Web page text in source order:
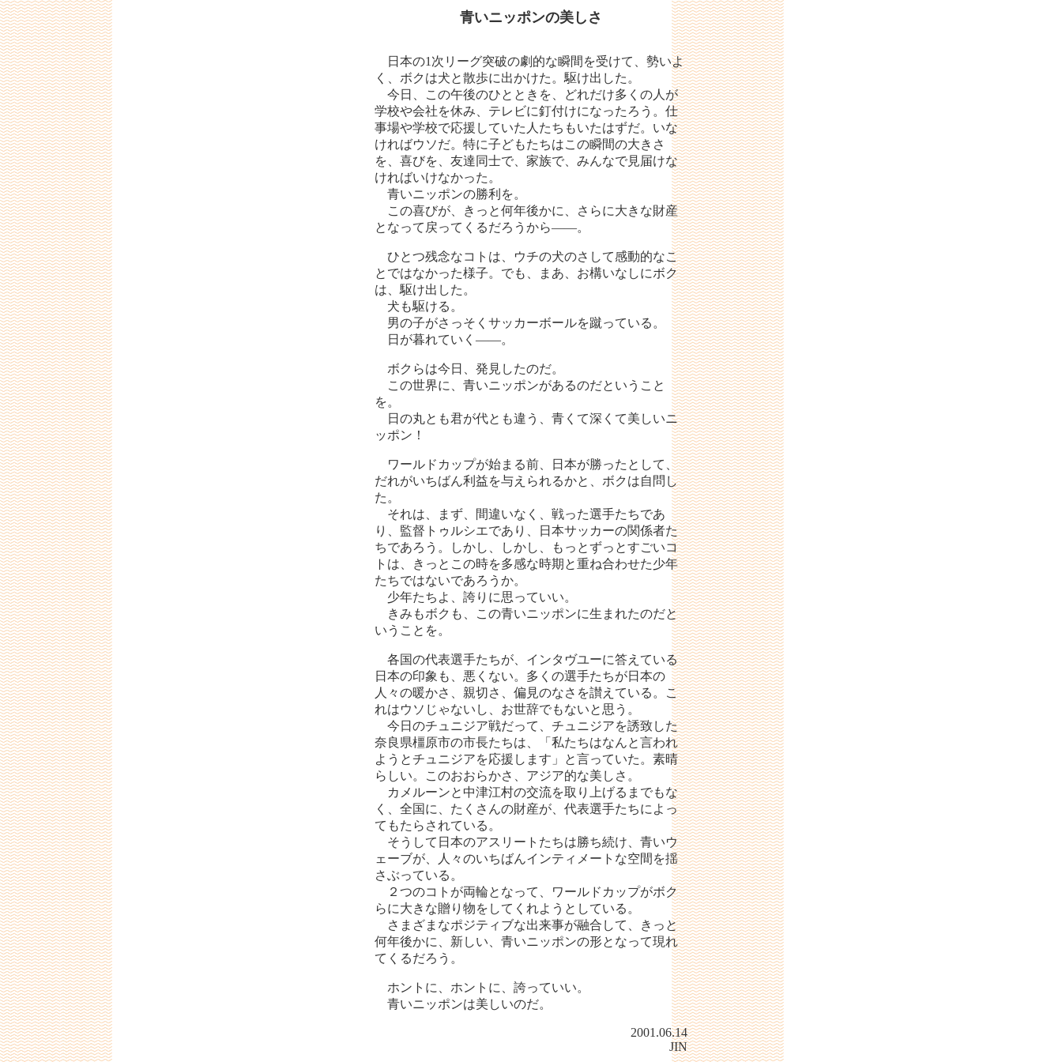
青いニッポンの美しさ
日本の1次リーグ突破の劇的な瞬間を受けて、勢いよ
く、ボクは犬と散歩に出かけた。駆け出した。
今日、この午後のひとときを、どれだけ多くの人が
学校や会社を休み、テレビに釘付けになったろう。仕
事場や学校で応援していた人たちもいたはずだ。いな
ければウソだ。特に子どもたちはこの瞬間の大きさ
を、喜びを、友達同士で、家族で、みんなで見届けな
ければいけなかった。
青いニッポンの勝利を。
この喜びが、きっと何年後かに、さらに大きな財産
となって戻ってくるだろうから――。
ひとつ残念なコトは、ウチの犬のさして感動的なこ
とではなかった様子。でも、まあ、お構いなしにボク
は、駆け出した。
犬も駆ける。
男の子がさっそくサッカーボールを蹴っている。
日が暮れていく――。
ボクらは今日、発見したのだ。
この世界に、青いニッポンがあるのだということ
を。
日の丸とも君が代とも違う、青くて深くて美しいニ
ッポン！
ワールドカップが始まる前、日本が勝ったとして、
だれがいちばん利益を与えられるかと、ボクは自問し
た。
それは、まず、間違いなく、戦った選手たちであ
り、監督トゥルシエであり、日本サッカーの関係者た
ちであろう。しかし、しかし、もっとずっとすごいコ
トは、きっとこの時を多感な時期と重ね合わせた少年
たちではないであろうか。
少年たちよ、誇りに思っていい。
きみもボクも、この青いニッポンに生まれたのだと
いうことを。
各国の代表選手たちが、インタヴユーに答えている
日本の印象も、悪くない。多くの選手たちが日本の
人々の暖かさ、親切さ、偏見のなさを讃えている。こ
れはウソじゃないし、お世辞でもないと思う。
今日のチュニジア戦だって、チュニジアを誘致した
奈良県橿原市の市長たちは、「私たちはなんと言われ
ようとチュニジアを応援します」と言っていた。素晴
らしい。このおおらかさ、アジア的な美しさ。
カメルーンと中津江村の交流を取り上げるまでもな
く、全国に、たくさんの財産が、代表選手たちによっ
てもたらされている。
そうして日本のアスリートたちは勝ち続け、青いウ
ェーブが、人々のいちばんインティメートな空間を揺
さぶっている。
２つのコトが両輪となって、ワールドカップがボク
らに大きな贈り物をしてくれようとしている。
さまざまなポジティブな出来事が融合して、きっと
何年後かに、新しい、青いニッポンの形となって現れ
てくるだろう。
ホントに、ホントに、誇っていい。
青いニッポンは美しいのだ。
2001.06.14
JIN